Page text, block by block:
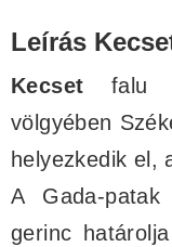
Leírás
Kecset falu
völgyében
helyezkedik el,
A Gada-
gerinc